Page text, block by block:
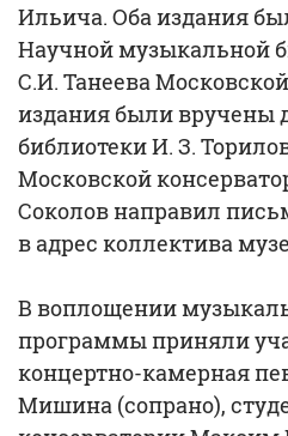
Ильича. Оба издания
Научной музыкальной
С.И. Танеева
издания были вручены
библиотеки И. З.
Московской
Соколов направил
в адрес коллектива
В воплощении
программы приняли
концертно-камерная
Мишина (сопрано),